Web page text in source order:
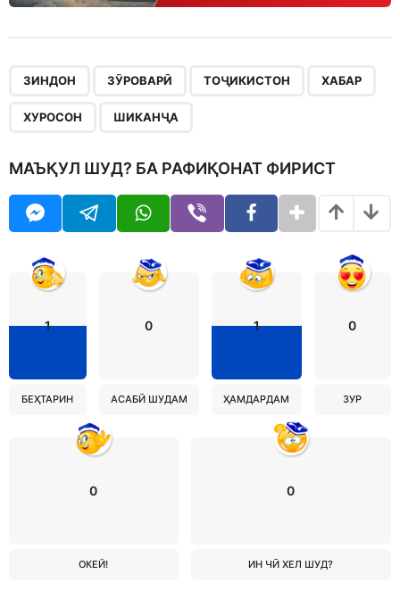
ЗИНДОН ЗӮРОВАРӢ ТОҶИКИСТОН ХАБАР
ХУРОСОН ШИКАНҶА
МАЪҚУЛ ШУД? БА РАФИҚОНАТ ФИРИСТ
1
БЕҲТАРИН
0
АСАБӢ ШУДАМ
1
ҲАМДАРДАМ
0
ЗУР
0
ОКЕЙ!
0
ИН ЧӢ ХЕЛ ШУД?